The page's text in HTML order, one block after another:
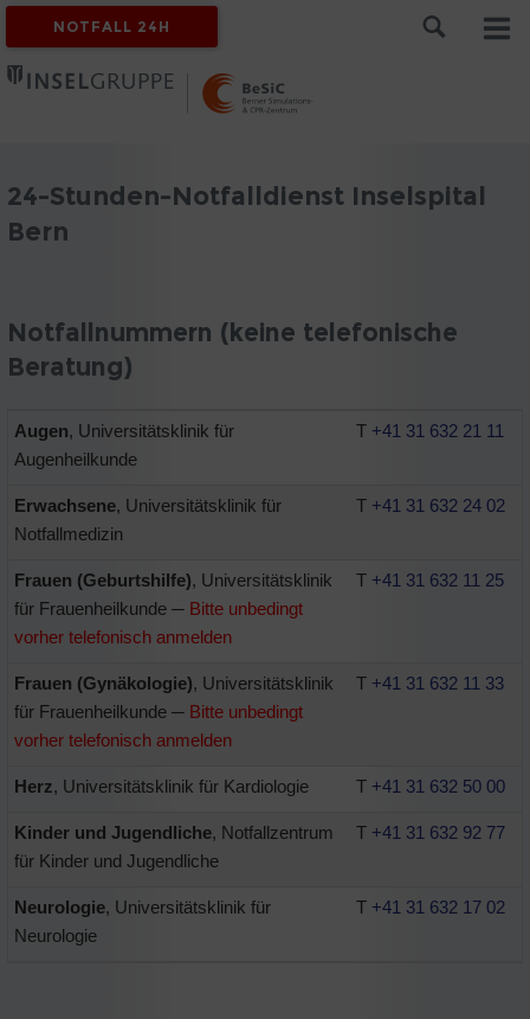
NOTFALL 24H
24-Stunden-Notfalldienst Inselspital
Bern
Notfallnummern (keine telefonische
Beratung)
Augen, Universitätsklinik für
Augenheilkunde
T +41 31 632 21 11
Erwachsene, Universitätsklinik für
Notfallmedizin
T +41 31 632 24 02
Frauen (Geburtshilfe), Universitätsklinik
für Frauenheilkunde ─ Bitte unbedingt
vorher telefonisch anmelden
T +41 31 632 11 25
Frauen (Gynäkologie), Universitätsklinik
für Frauenheilkunde ─ Bitte unbedingt
vorher telefonisch anmelden
T +41 31 632 11 33
Herz, Universitätsklinik für Kardiologie T +41 31 632 50 00
Kinder und Jugendliche, Notfallzentrum
für Kinder und Jugendliche
T +41 31 632 92 77
Neurologie, Universitätsklinik für
Neurologie
T +41 31 632 17 02